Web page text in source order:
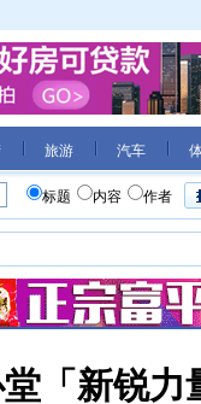
旅游 汽车
标题 内容 作者
「新锐力